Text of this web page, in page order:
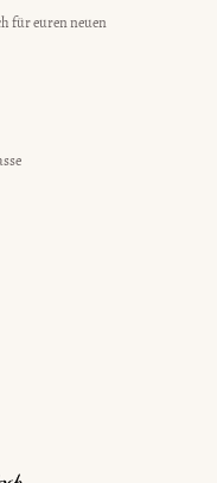
für euren neuen